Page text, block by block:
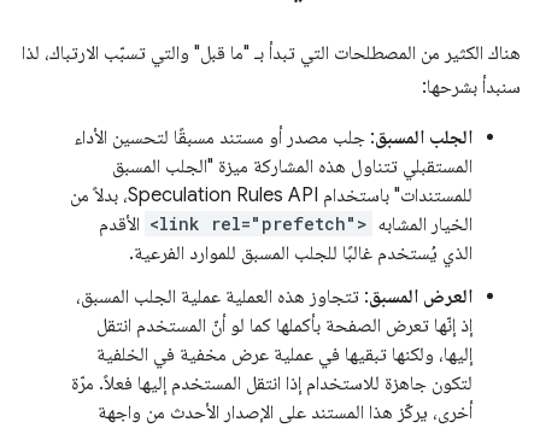
هناك الكثير من المصطلحات التي تبدأ بـ "ما قبل" والتي تسبّب الارتباك، لذا
سنبدأ بشرحها:
الجلب المسبق: جلب مصدر أو مستند مسبقًا لتحسين الأداء
المستقبلي تتناول هذه المشاركة ميزة "الجلب المسبق
للمستندات" باستخدام Speculation Rules API، بدلاً من
الخيار المشابه <link rel="prefetch"> الأقدم
الذي يُستخدم غالبًا للجلب المسبق للموارد الفرعية.
العرض المسبق: تتجاوز هذه العملية عملية الجلب المسبق،
إذ إنّها تعرض الصفحة بأكملها كما لو أنّ المستخدم انتقل
إليها، ولكنها تبقيها في عملية عرض مخفية في الخلفية
لتكون جاهزة للاستخدام إذا انتقل المستخدم إليها فعلاً. مرّة
أخرى، يركّز هذا المستند على الإصدار الأحدث من واجهة